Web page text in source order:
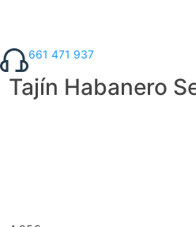
661 471 937
Tajín Habanero